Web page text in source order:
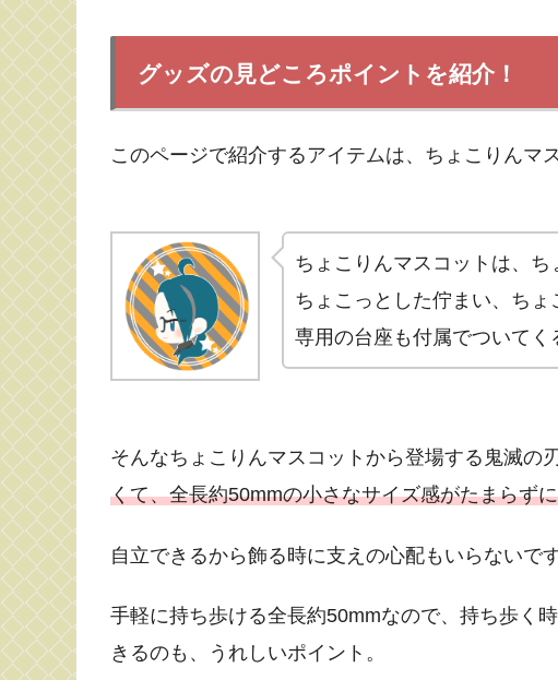
グッズの見どころポイントを紹介！
このページで紹介するアイテムは、ちょこりんマ
ちょこりんマスコットは、ち
ちょこっとした佇まい、ち
専用の台座も付属でついて
そんなちょこりんマスコットから登場する鬼滅
くて、全長約50mmの小さなサイズ感がたまらず
自立できるから飾る時に支えの心配もいらないです
手軽に持ち歩ける全長約50mmなので、持ち歩く
きるのも、うれしいポイント。